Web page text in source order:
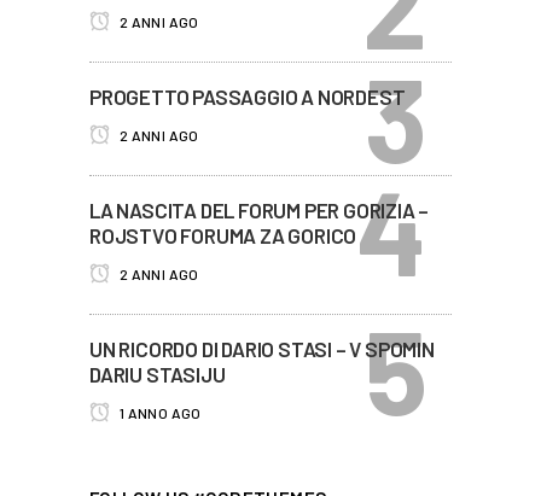
2 ANNI AGO
PROGETTO PASSAGGIO A NORDEST
2 ANNI AGO
LA NASCITA DEL FORUM PER GORIZIA –
ROJSTVO FORUMA ZA GORICO
2 ANNI AGO
UN RICORDO DI DARIO STASI – V SPOMIN
DARIU STASIJU
1 ANNO AGO